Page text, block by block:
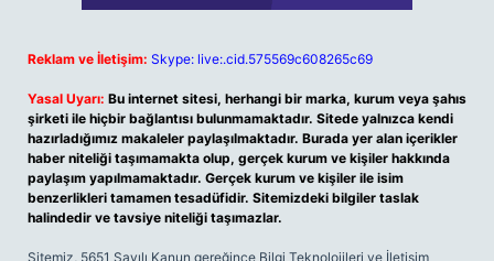
Reklam ve İletişim: Skype: live:.cid.575569c608265c69
Yasal Uyarı: Bu internet sitesi, herhangi bir marka, kurum veya şahıs
şirketi ile hiçbir bağlantısı bulunmamaktadır. Sitede yalnızca kendi
hazırladığımız makaleler paylaşılmaktadır. Burada yer alan içerikler
haber niteliği taşımamakta olup, gerçek kurum ve kişiler hakkında
paylaşım yapılmamaktadır. Gerçek kurum ve kişiler ile isim
benzerlikleri tamamen tesadüfidir. Sitemizdeki bilgiler taslak
halindedir ve tavsiye niteliği taşımazlar.
Sitemiz, 5651 Sayılı Kanun gereğince Bilgi Teknolojileri ve İletişim